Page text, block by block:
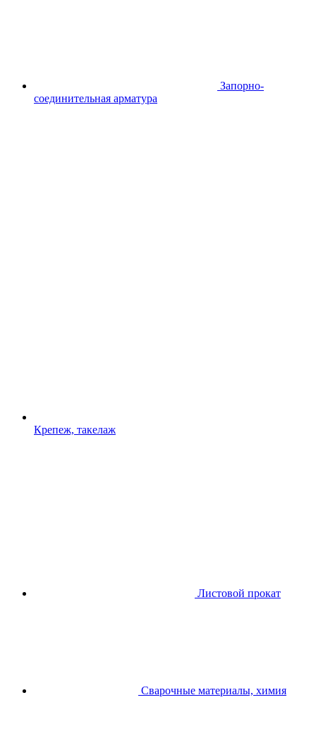
Запорно-
соединительная арматура
Крепеж, такелаж
Листовой прокат
Сварочные материалы, химия